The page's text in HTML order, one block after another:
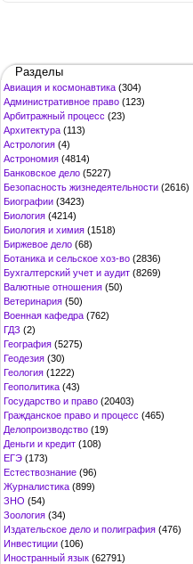
Разделы
Авиация и космонавтика (304)
Административное право (123)
Арбитражный процесс (23)
Архитектура (113)
Астрология (4)
Астрономия (4814)
Банковское дело (5227)
Безопасность жизнедеятельности (2616)
Биографии (3423)
Биология (4214)
Биология и химия (1518)
Биржевое дело (68)
Ботаника и сельское хоз-во (2836)
Бухгалтерский учет и аудит (8269)
Валютные отношения (50)
Ветеринария (50)
Военная кафедра (762)
ГДЗ (2)
География (5275)
Геодезия (30)
Геология (1222)
Геополитика (43)
Государство и право (20403)
Гражданское право и процесс (465)
Делопроизводство (19)
Деньги и кредит (108)
ЕГЭ (173)
Естествознание (96)
Журналистика (899)
ЗНО (54)
Зоология (34)
Издательское дело и полиграфия (476)
Инвестиции (106)
Иностранный язык (62791)